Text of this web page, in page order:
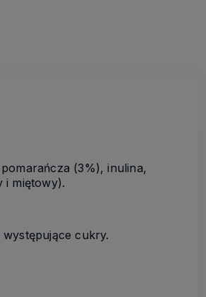
(3%), inulina,
i miętowy).
cukry.